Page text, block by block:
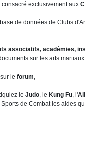
exclusivement aux
de données de Clubs
associatifs, académies,
sur les arts
le forum,
le Judo, le Kung Fu, l'
de Combat les aides